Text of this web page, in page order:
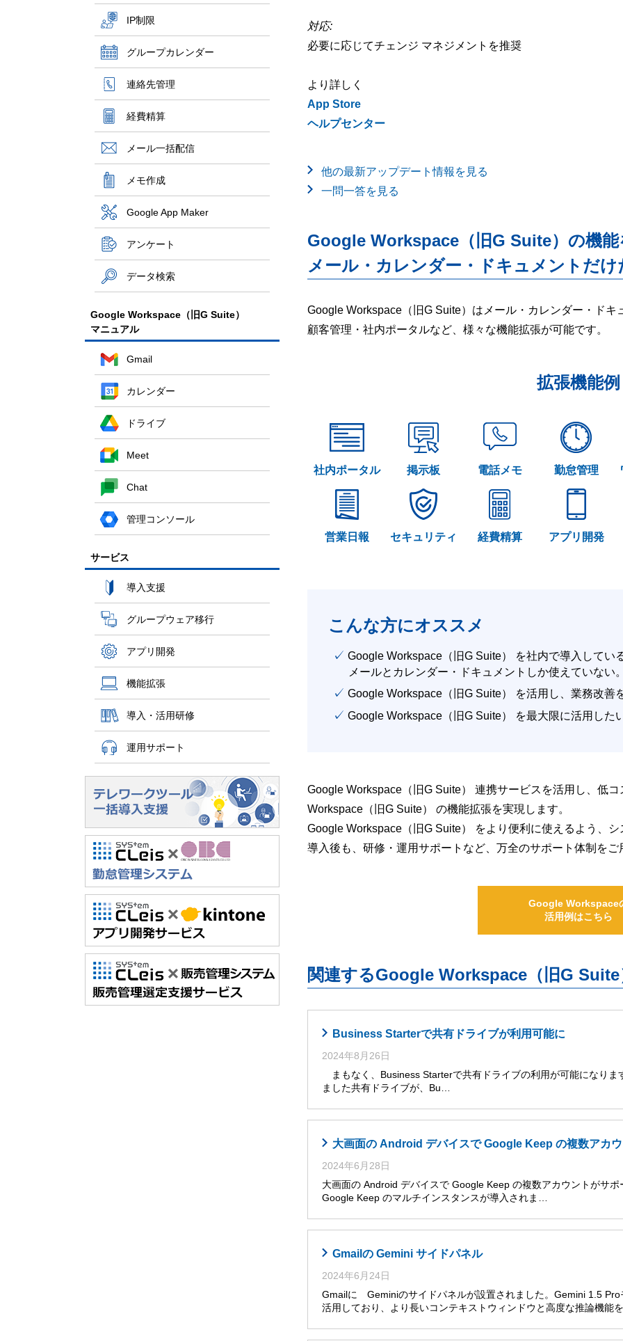
IP制限
グループカレンダー
連絡先管理
経費精算
メール一括配信
メモ作成
Google App Maker
アンケート
データ検索
Google Workspace（旧G Suite）
マニュアル
Gmail
カレンダー
ドライブ
Meet
Chat
管理コンソール
サービス
導入支援
グループウェア移行
アプリ開発
機能拡張
導入・活用研修
運用サポート
対応:
必要に応じてチェンジ マネジメントを推奨
より詳しく
App Store
ヘルプセンター
他の最新アップデート情報を見る
一問一答を見る
Google Workspace（旧G Suite）の機能
メール・カレンダー・ドキュメントだ
Google Workspace（旧G Suite）はメール・カレンダー・ドキ
顧客管理・社内ポータルなど、様々な機能拡張が可能です。
拡張機能例
社内ポータル 掲示板 電話メモ 勤怠管理
営業日報 セキュリティ 経費精算 アプリ開発
こんな方にオススメ
✓ Google Workspace（旧G Suite） を社内で導入してい
メールとカレンダー・ドキュメントしか使えていない
✓ Google Workspace（旧G Suite） を活用し、業務改善
✓ Google Workspace（旧G Suite） を最大限に活用した
Google Workspace（旧G Suite） 連携サービスを活用し、低
Workspace（旧G Suite） の機能拡張を実現します。
Google Workspace（旧G Suite） をより便利に使えるよう、
導入後も、研修・運用サポートなど、万全のサポート体制をご
Google Workspace
活用例はこちら
関連するGoogle Workspace（旧G
Business Starterで共有ドライブが利用可能に
2024年8月26日
まもなく、Business Starterで共有ドライブの利用が可能にな
ました共有ドライブが、Bu…
大画面の Android デバイスで Google Keep の複数アカ
2024年6月28日
大画面の Android デバイスで Google Keep の複数アカウントがサ
Google Keep のマルチインスタンスが導入されま…
Gmailの Gemini サイドパネル
2024年6月24日
Gmailに Geminiのサイドパネルが設置されました。Gemini 1.5
活用しており、より長いコンテキストウィンドウと高度な推論機能